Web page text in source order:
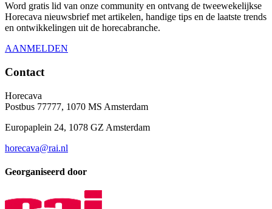
Word gratis lid van onze community en ontvang de tweewekelijkse
Horecava nieuwsbrief met artikelen, handige tips en de laatste trends
en ontwikkelingen uit de horecabranche.
AANMELDEN
Contact
Horecava
Postbus 77777, 1070 MS Amsterdam
Europaplein 24, 1078 GZ Amsterdam
horecava@rai.nl
Georganiseerd door